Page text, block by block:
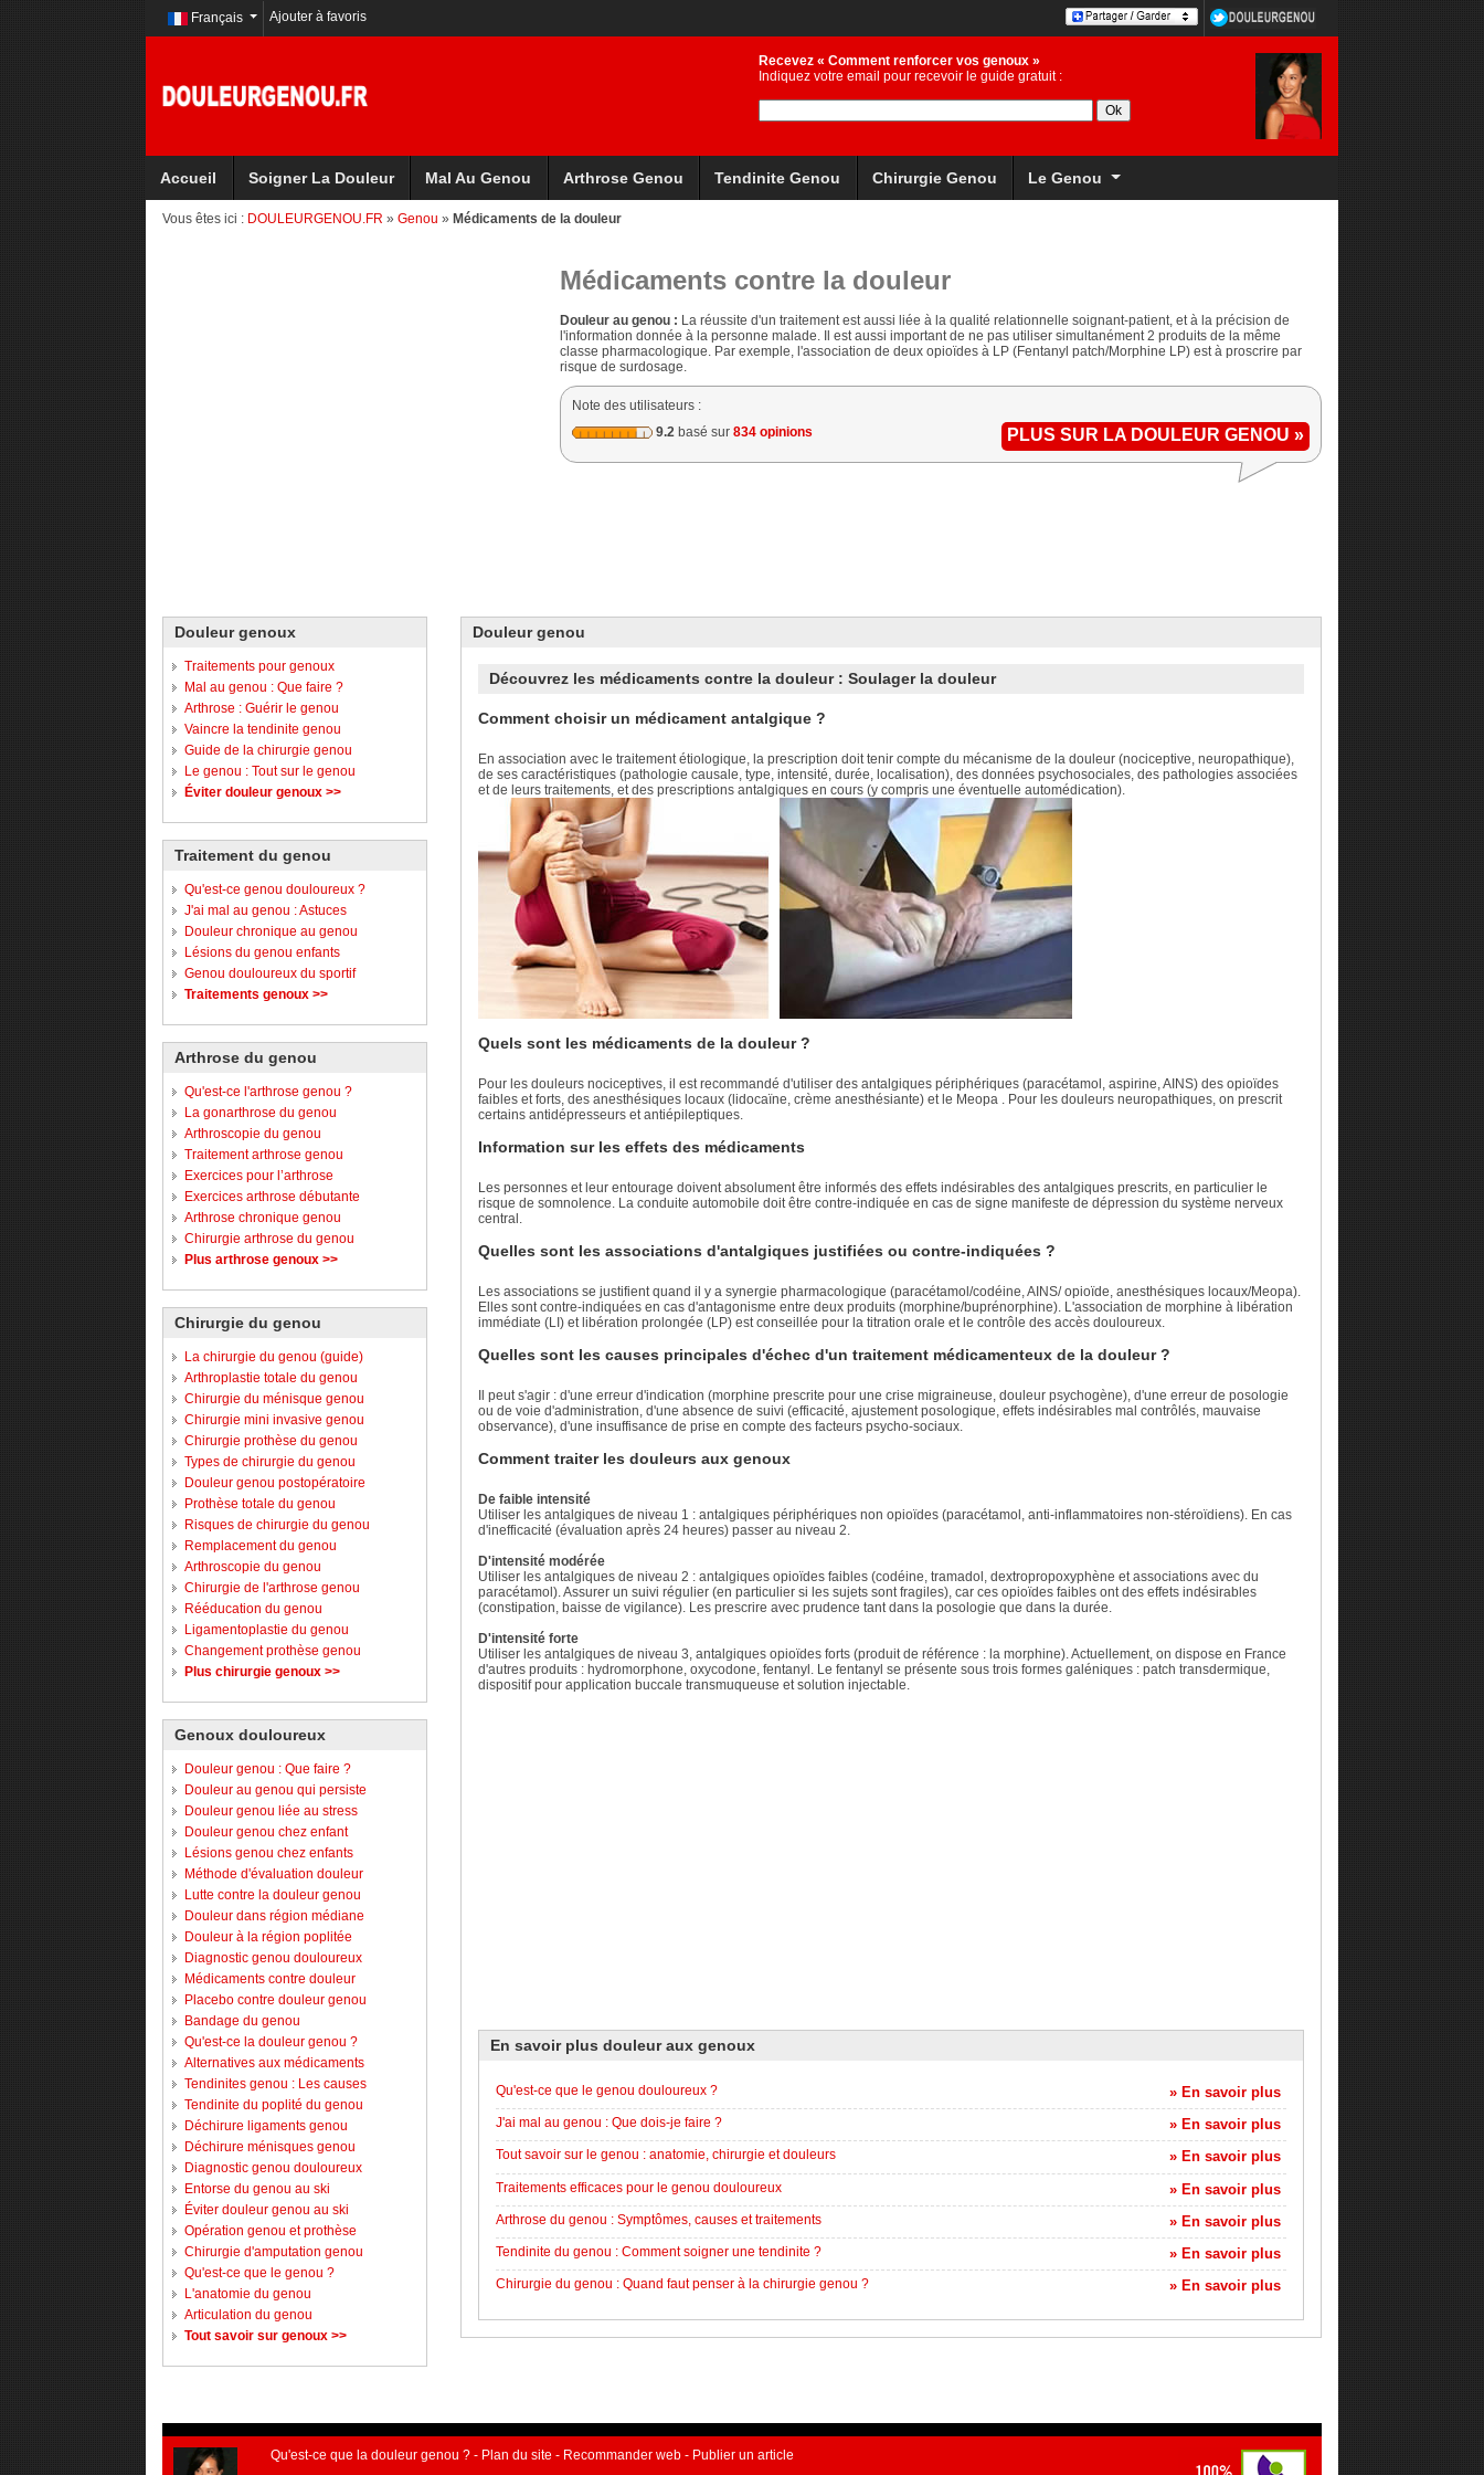
Français Ajouter à favoris
Recevez « Comment renforcer vos genoux »
Indiquez votre email pour recevoir le guide gratuit :
Accueil Soigner La Douleur Mal Au Genou Arthrose Genou Tendinite Genou Chirurgie Genou Le Genou
Vous êtes ici : DOULEURGENOU.FR » Genou » Médicaments de la douleur
Médicaments contre la douleur
Douleur au genou : La réussite d'un traitement est aussi liée à la qualité relationnelle soignant-patient, et à la précision de
l'information donnée à la personne malade. Il est aussi important de ne pas utiliser simultanément 2 produits de la même
classe pharmacologique. Par exemple, l'association de deux opioïdes à LP (Fentanyl patch/Morphine LP) est à proscrire par
risque de surdosage.
Note des utilisateurs :
9.2 basé sur 834 opinions PLUS SUR LA DOULEUR GENOU »
Douleur genoux
Traitements pour genoux
Mal au genou : Que faire ?
Arthrose : Guérir le genou
Vaincre la tendinite genou
Guide de la chirurgie genou
Le genou : Tout sur le genou
Éviter douleur genoux >>
Traitement du genou
Qu'est-ce genou douloureux ?
J'ai mal au genou : Astuces
Douleur chronique au genou
Lésions du genou enfants
Genou douloureux du sportif
Traitements genoux >>
Arthrose du genou
Qu'est-ce l'arthrose genou ?
La gonarthrose du genou
Arthroscopie du genou
Traitement arthrose genou
Exercices pour l’arthrose
Exercices arthrose débutante
Arthrose chronique genou
Chirurgie arthrose du genou
Plus arthrose genoux >>
Chirurgie du genou
La chirurgie du genou (guide)
Arthroplastie totale du genou
Chirurgie du ménisque genou
Chirurgie mini invasive genou
Chirurgie prothèse du genou
Types de chirurgie du genou
Douleur genou postopératoire
Prothèse totale du genou
Risques de chirurgie du genou
Remplacement du genou
Arthroscopie du genou
Chirurgie de l'arthrose genou
Rééducation du genou
Ligamentoplastie du genou
Changement prothèse genou
Plus chirurgie genoux >>
Genoux douloureux
Douleur genou : Que faire ?
Douleur au genou qui persiste
Douleur genou liée au stress
Douleur genou chez enfant
Lésions genou chez enfants
Méthode d'évaluation douleur
Lutte contre la douleur genou
Douleur dans région médiane
Douleur à la région poplitée
Diagnostic genou douloureux
Médicaments contre douleur
Placebo contre douleur genou
Bandage du genou
Qu'est-ce la douleur genou ?
Alternatives aux médicaments
Tendinites genou : Les causes
Tendinite du poplité du genou
Déchirure ligaments genou
Déchirure ménisques genou
Diagnostic genou douloureux
Entorse du genou au ski
Éviter douleur genou au ski
Opération genou et prothèse
Chirurgie d'amputation genou
Qu'est-ce que le genou ?
L'anatomie du genou
Articulation du genou
Tout savoir sur genoux >>
Douleurgenou
Découvrez les médicaments contre la douleur : Soulager la douleur
Comment choisir un médicament antalgique ?
En association avec le traitement étiologique, la prescription doit tenir compte du mécanisme de la douleur (nociceptive, neuropathique),
de ses caractéristiques (pathologie causale, type, intensité, durée, localisation), des données psychosociales, des pathologies associées
et de leurs traitements, et des prescriptions antalgiques en cours (y compris une éventuelle automédication).
Quels sont les médicaments de la douleur ?
Pour les douleurs nociceptives, il est recommandé d'utiliser des antalgiques périphériques (paracétamol, aspirine, AINS) des opioïdes
faibles et forts, des anesthésiques locaux (lidocaïne, crème anesthésiante) et le Meopa . Pour les douleurs neuropathiques, on prescrit
certains antidépresseurs et antiépileptiques.
Information sur les effets des médicaments
Les personnes et leur entourage doivent absolument être informés des effets indésirables des antalgiques prescrits, en particulier le
risque de somnolence. La conduite automobile doit être contre-indiquée en cas de signe manifeste de dépression du système nerveux
central.
Quelles sont les associations d'antalgiques justifiées ou contre-indiquées ?
Les associations se justifient quand il y a synergie pharmacologique (paracétamol/codéine, AINS/ opioïde, anesthésiques locaux/Meopa).
Elles sont contre-indiquées en cas d'antagonisme entre deux produits (morphine/buprénorphine). L'association de morphine à libération
immédiate (LI) et libération prolongée (LP) est conseillée pour la titration orale et le contrôle des accès douloureux.
Quelles sont les causes principales d'échec d'un traitement médicamenteux de la douleur ?
Il peut s'agir : d'une erreur d'indication (morphine prescrite pour une crise migraineuse, douleur psychogène), d'une erreur de posologie
ou de voie d'administration, d'une absence de suivi (efficacité, ajustement posologique, effets indésirables mal contrôlés, mauvaise
observance), d'une insuffisance de prise en compte des facteurs psycho-sociaux.
Comment traiter les douleurs aux genoux
De faible intensité
Utiliser les antalgiques de niveau 1 : antalgiques périphériques non opioïdes (paracétamol, anti-inflammatoires non-stéroïdiens). En cas
d'inefficacité (évaluation après 24 heures) passer au niveau 2.
D'intensité modérée
Utiliser les antalgiques de niveau 2 : antalgiques opioïdes faibles (codéine, tramadol, dextropropoxyphène et associations avec du
paracétamol). Assurer un suivi régulier (en particulier si les sujets sont fragiles), car ces opioïdes faibles ont des effets indésirables
(constipation, baisse de vigilance). Les prescrire avec prudence tant dans la posologie que dans la durée.
D'intensité forte
Utiliser les antalgiques de niveau 3, antalgiques opioïdes forts (produit de référence : la morphine). Actuellement, on dispose en France
d'autres produits : hydromorphone, oxycodone, fentanyl. Le fentanyl se présente sous trois formes galéniques : patch transdermique,
dispositif pour application buccale transmuqueuse et solution injectable.
En savoir plus douleur aux genoux
Qu'est-ce que le genou douloureux ?
» En savoir plus
J'ai mal au genou : Que dois-je faire ?
» En savoir plus
Tout savoir sur le genou : anatomie, chirurgie et douleurs
» En savoir plus
Traitements efficaces pour le genou douloureux
» En savoir plus
Arthrose du genou : Symptômes, causes et traitements
» En savoir plus
Tendinite du genou : Comment soigner une tendinite ?
» En savoir plus
Chirurgie du genou : Quand faut penser à la chirurgie genou ?
» En savoir plus
Qu'est-ce que la douleur genou ? - Plan du site - Recommander web - Publier un article